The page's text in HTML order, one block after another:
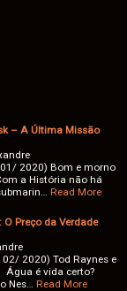
– A Última Missão
2020) Bom e morno
a História não há
Read More
Preço da Verdade
2020) Tod Raynes e
é vida certo?
Nes…
Read More